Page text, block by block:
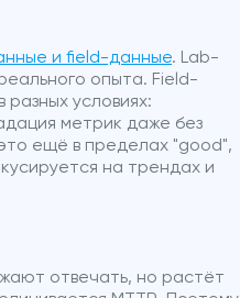
и field-данные. Lab-
опыта. Field-
условиях:
метрик даже без
ещё в пределах "good",
на трендах и
отвечать, но растёт